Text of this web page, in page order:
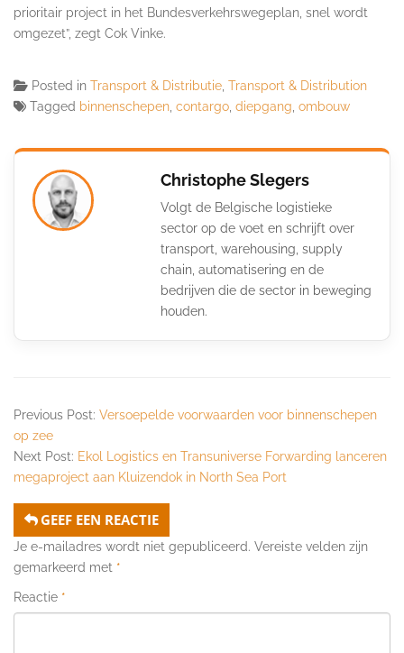
prioritair project in het Bundesverkehrswegeplan, snel wordt
omgezet”, zegt Cok Vinke.
Posted in Transport & Distributie Transport & Distribution
Tagged binnenschepen contargo diepgang ombouw
Christophe Slegers
Volgt de Belgische logistieke
sector op de voet en schrijft over
transport, warehousing, supply
chain, automatisering en de
bedrijven die de sector in beweging
houden.
Previous Post: Versoepelde voorwaarden voor binnenschepen
op zee
Next Post: Ekol Logistics en Transuniverse Forwarding lanceren
megaproject aan Kluizendok in North Sea Port
GEEF EEN REACTIE
Je e-mailadres wordt niet gepubliceerd. Vereiste velden zijn
gemarkeerd met *
Reactie *